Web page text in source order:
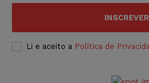
INSCREVER
Li e aceito a Política de